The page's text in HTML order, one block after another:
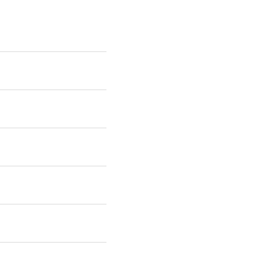
Probepaket selbst
in der Ihr alle
So kannst du es
Uns einfach
desto
den Konfigurator.
Kreativität freien Lauf
Informationen,
Zusätzlich bieten wir
abgeschlossen
WhatsApp